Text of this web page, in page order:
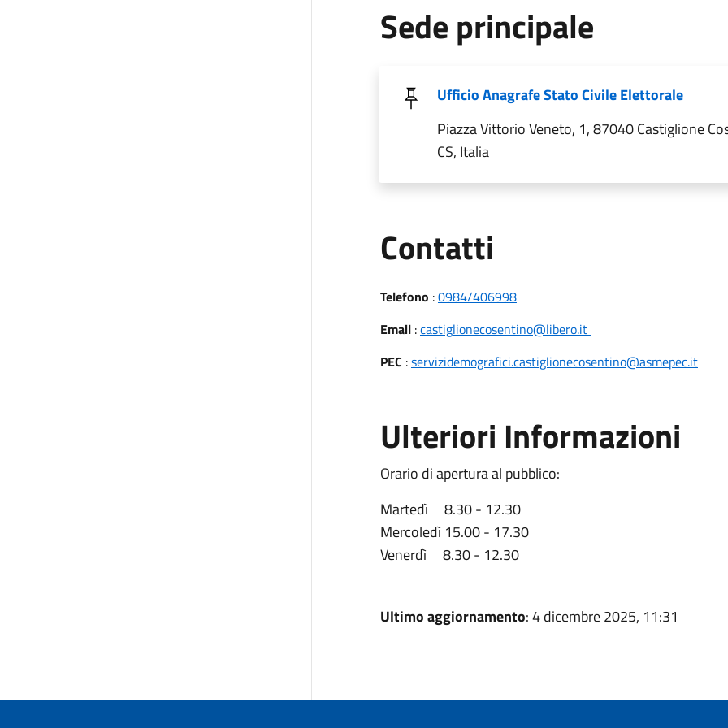
Sede principale
Ufficio Anagrafe Stato Civile Elettorale
Piazza Vittorio Veneto, 1, 87040 Castiglione
CS, Italia
Contatti
Telefono :0984/406998
Email:castiglionecosentino@libero.it
PEC :servizidemografici.castiglionecosentino@asmepec.it
Ulteriori Informazioni
Orario di apertura al pubblico:
Martedì 8.30 - 12.30
Mercoledì 15.00 - 17.30
Venerdì 8.30 - 12.30
Ultimo aggiornamento: 4 dicembre 2025, 11:31